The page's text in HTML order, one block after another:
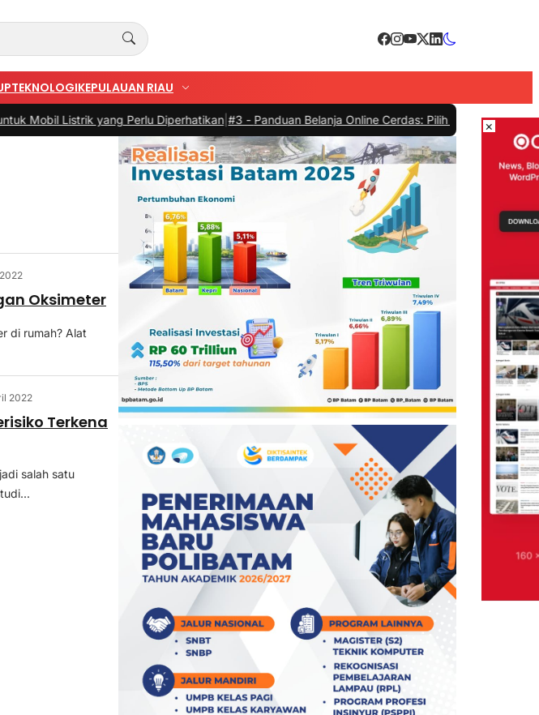
TEKNOLOGIKEPULAUAN RIAU
Listrik yang Perlu Diperhatikan|#3 -Panduan Belanja Online Cerdas: Pilih Produk dengan Bijak dan
Oksimeter
di rumah? Alat
2022
Terkena
salah satu
×